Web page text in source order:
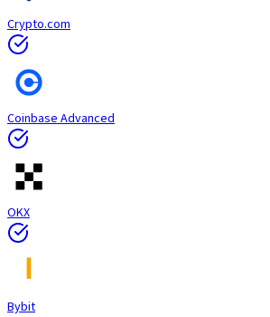
Crypto.com
Coinbase Advanced
OKX
Bybit